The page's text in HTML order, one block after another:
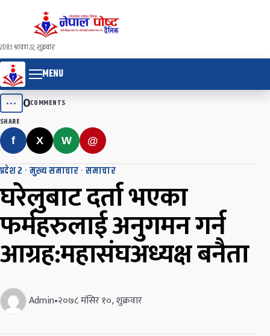
२०८३ श्रावण २२, शुक्रवार
MENU
••• 0COMMENTS
SHARE
f X W @
प्रदेश २ · मुख्य समाचार · समाचार
घरेलुबाट दर्ता भएका
फर्महरुलाई अनुगमन गर्न
आग्रह:महासंघअध्यक्ष बनैता
Admin•२०७८ मंसिर १०, शुक्रवार